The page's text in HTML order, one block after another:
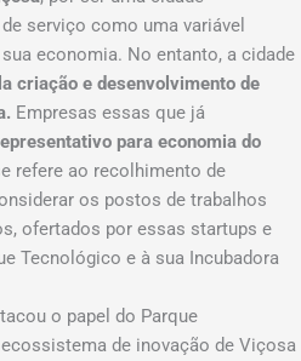
serviço como uma variável
economia. No entanto, a cidade
criação e desenvolvimento de
Empresas essas que já
para economia do
refere ao recolhimento de
os postos de trabalhos
ofertados por essas startups e
Tecnológico e à sua Incubadora
o papel do Parque
de inovação de Viçosa